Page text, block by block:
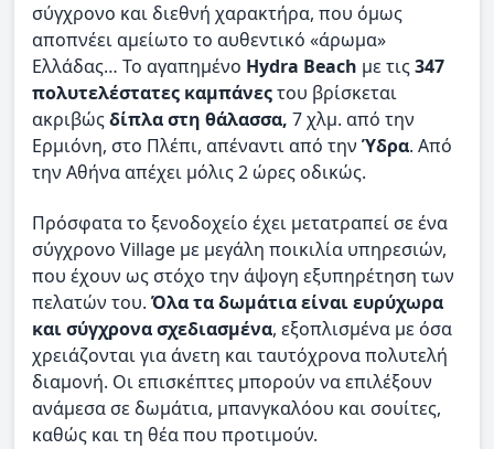
σύγχρονο και διεθνή χαρακτήρα, που όμως
αποπνέει αμείωτο το αυθεντικό «άρωμα»
Ελλάδας… Το αγαπημένο Hydra Beach με τις347
πολυτελέστατες καμπάνεςτου βρίσκεται
ακριβώςδίπλα στη θάλασσα, 7 χλμ. από την
Ερμιόνη, στο Πλέπι, απέναντι από την Ύδρα. Από
την Αθήνα απέχει μόλις 2 ώρες οδικώς.
Πρόσφατα το ξενοδοχείο έχει μετατραπεί σε ένα
σύγχρονο Village με μεγάλη ποικιλία υπηρεσιών,
που έχουν ως στόχο την άψογη εξυπηρέτηση των
πελατών του. Όλα τα δωμάτια είναι ευρύχωρα
και σύγχρονα σχεδιασμένα, εξοπλισμένα με όσα
χρειάζονται για άνετη και ταυτόχρονα πολυτελή
διαμονή. Οι επισκέπτες μπορούν να επιλέξουν
ανάμεσα σε δωμάτια, μπανγκαλόου και σουίτες,
καθώς και τη θέα που προτιμούν.